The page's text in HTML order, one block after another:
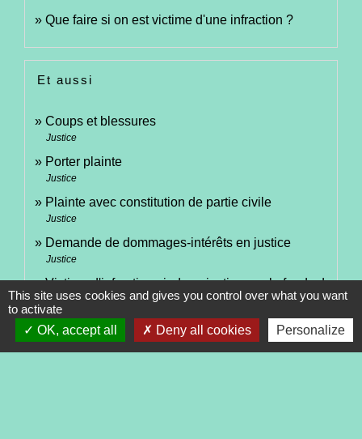
Que faire si on est victime d'une infraction ?
Et aussi
Coups et blessures
Justice
Porter plainte
Justice
Plainte avec constitution de partie civile
Justice
Demande de dommages-intérêts en justice
Justice
Victime d'infraction : indemnisation par le fonds de
garantie des victimes
Justice
This site uses cookies and gives you control over what you want
to activate
OK, accept all
Deny all cookies Personalize